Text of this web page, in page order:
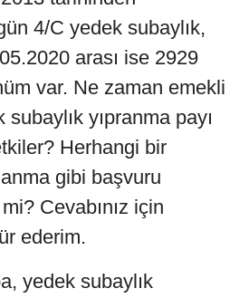
4/C yedek subaylık,
arası ise 2929
var. Ne zaman emekli
yıpranma payı
Herhangi bir
gibi başvuru
Cevabınız için
ederim.
yedek subaylık